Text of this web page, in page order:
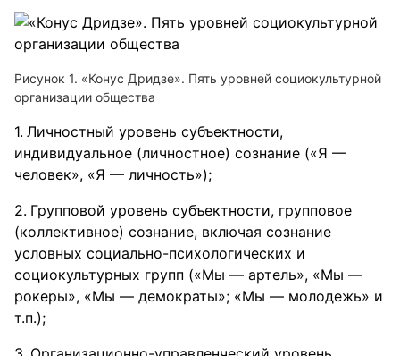
Рисунок 1. «Конус Дридзе». Пять уровней социокультурной
организации общества
Личностный уровень субъектности,
индивидуальное (личностное) сознание («Я —
человек», «Я — личность»);
Групповой уровень субъектности, групповое
(коллективное) сознание, включая сознание
условных социально-психологических и
социокультурных групп («Мы — артель», «Мы —
рокеры», «Мы — демократы»; «Мы — молодежь» и
т.п.);